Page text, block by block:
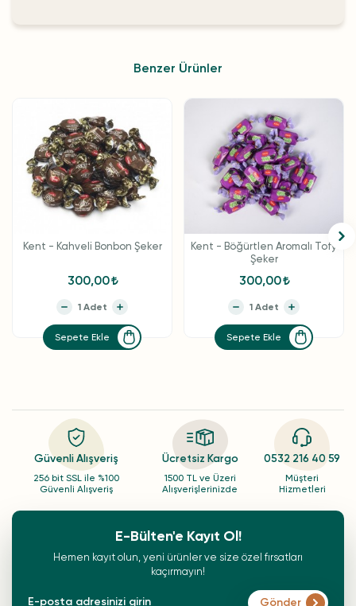
Benzer Ürünler
Kent - Kahveli Bonbon Şeker
300,00
Sepete Ekle
Kent - Böğürtlen Aromalı Tofy
Şeker
300,00
Sepete Ekle
Güvenli Alışveriş
256 bit SSL ile %100
Güvenli Alışveriş
Ücretsiz Kargo
1500 TL ve Üzeri
Alışverişlerinizde
0532 216 40 59
Müşteri
Hizmetleri
E-Bülten'e Kayıt Ol!
Hemen kayıt olun, yeni ürünler ve size özel fırsatları
kaçırmayın!
Gönder